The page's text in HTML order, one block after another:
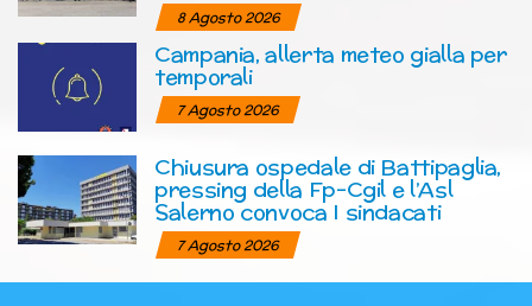
8 Agosto 2026
Campania, allerta meteo gialla per
temporali
7 Agosto 2026
Chiusura ospedale di Battipaglia,
pressing della Fp-Cgil e l’Asl
Salerno convoca I sindacati
7 Agosto 2026